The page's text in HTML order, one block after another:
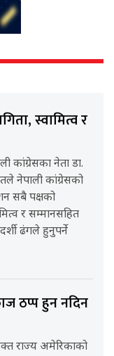
स्वामित्व र
कांग्रेसका नेता डा.
नेपाली कांग्रेसको
सबै पक्षको
र सम्मानसहित
ढंगले हुनुपर्ने
ठप्प हुन नदिन
राज्य अमेरिकाको